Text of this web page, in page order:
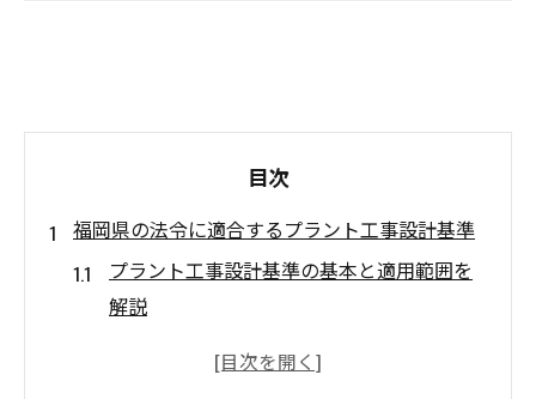
目次
福岡県の法令に適合するプラント工事設計基準
プラント工事設計基準の基本と適用範囲を
解説
福岡県法令がプラント工事へ与える影響と